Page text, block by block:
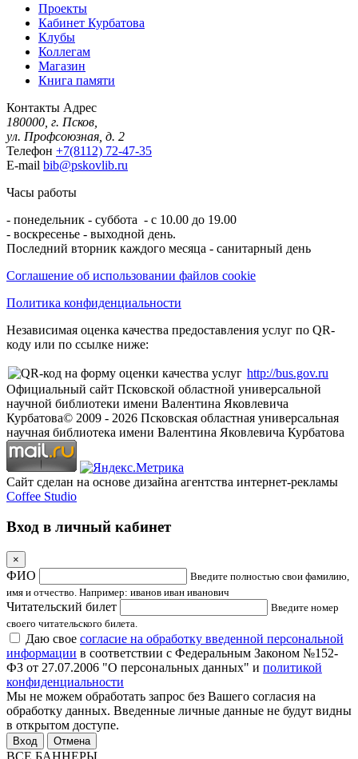
Проекты
Кабинет Курбатова
Клубы
Коллегам
Магазин
Книга памяти
Контакты Адрес
180000, г. Псков,
ул. Профсоюзная, д. 2
Телефон +7(8112) 72-47-35
E-mail bib@pskovlib.ru
Часы работы
- понедельник - суббота - с 10.00 до 19.00
- воскресенье - выходной день.
Последний вторник каждого месяца - санитарный день
Соглашение об использовании файлов cookie
Политика конфиденциальности
Независимая оценка качества предоставления услуг по QR-
коду или по ссылке ниже:
http://bus.gov.ru
Официальный сайт Псковской областной универсальной
научной библиотеки имени Валентина Яковлевича
Курбатова© 2009 - 2026 Псковская областная универсальная
научная библиотека имени Валентина Яковлевича Курбатова
Сайт сделан на основе дизайна агентства интернет-рекламы
Coffee Studio
Вход в личный кабинет
×
ФИО
Введите полностью свои фамилию,
имя и отчество. Например: иванов иван иванович
Читательский билет
Введите номер
своего читательского билета.
Даю свое согласие на обработку введенной персональной
информации в соответствии с Федеральным Законом №152-
ФЗ от 27.07.2006 "О персональных данных" и политикой
конфиденциальности
Мы не можем обработать запрос без Вашего согласия на
обработку данных. Введенные личные данные не будут видны
в открытом доступе.
Отмена